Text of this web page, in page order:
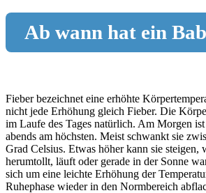
Ab wann hat ein
Fieber bezeichnet eine erhöhte
nicht jede Erhöhung gleich Fieber. Die
im Laufe des Tages natürlich. Am Morgen
abends am höchsten. Meist schwankt sie
Grad Celsius. Etwas höher kann sie
herumtollt, läuft oder gerade in der Sonne
sich um eine leichte Erhöhung der
Ruhephase wieder in den Normbereich